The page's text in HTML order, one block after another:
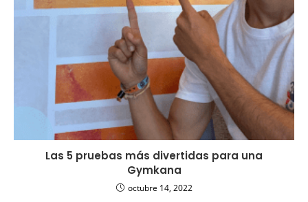
Las 5 pruebas más divertidas para una
Gymkana
octubre 14, 2022